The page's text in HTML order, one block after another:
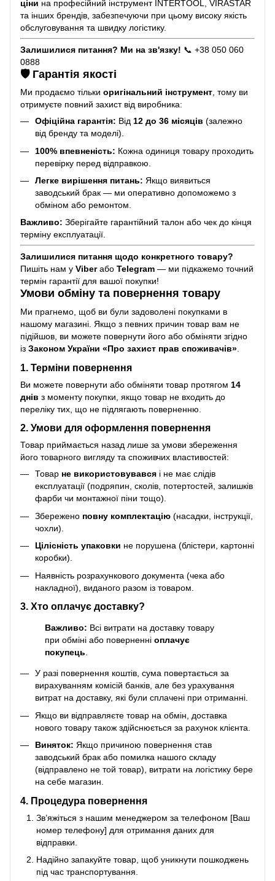
ціни на професійний інструмент INTERTOOL, VIRASTAR
та інших брендів, забезпечуючи при цьому високу якість
обслуговування та швидку логістику.
Залишилися питання? Ми на зв'язку! 📞 +38 050 060
0888
🛡️ Гарантія якості
Ми продаємо тільки оригінальний інструмент, тому ви
отримуєте повний захист від виробника:
Офіційна гарантія: Від 12 до 36 місяців (залежно
від бренду та моделі).
100% впевненість: Кожна одиниця товару проходить
перевірку перед відправкою.
Легке вирішення питань: Якщо виявиться
заводський брак — ми оперативно допоможемо з
обміном або ремонтом.
Важливо: Зберігайте гарантійний талон або чек до кінця
терміну експлуатації.
Залишилися питання щодо конкретного товару?
Пишіть нам у Viberабо Telegram — ми підкажемо точний
термін гарантії для вашої покупки!
Умови обміну та повернення товару
Ми прагнемо, щоб ви були задоволені покупками в
нашому магазині. Якщо з певних причин товар вам не
підійшов, ви можете повернути його або обміняти згідно
із Законом України «Про захист прав споживачів»
1. Терміни повернення
Ви можете повернути або обміняти товар протягом 14
днів з моменту покупки, якщо товар не входить до
переліку тих, що не підлягають поверненню.
2. Умови для оформлення повернення
Товар приймається назад лише за умови збереження
його товарного вигляду та споживчих властивостей:
Товар не використовувався і не має слідів
експлуатації (подряпин, сколів, потертостей, залишків
фарби чи монтажної піни тощо).
Збережено повну комплектацію (насадки, інструкції,
чохли).
Цілісність упаковки не порушена (блістери, картонні
коробки).
Наявність розрахункового документа (чека або
накладної), виданого разом із товаром.
3. Хто оплачує доставку?
Важливо: Всі витрати на доставку товару
при обміні або поверненні оплачує
покупець.
У разі повернення коштів, сума повертається за
вирахуванням комісій банків, але без урахування
витрат на доставку, які були сплачені при отриманні.
Якщо ви відправляєте товар на обмін, доставка
нового товару також здійснюється за рахунок клієнта.
Виняток: Якщо причиною повернення став
заводський брак або помилка нашого складу
(відправлено не той товар), витрати на логістику бере
на себе магазин.
4. Процедура повернення
Зв’яжіться з нашим менеджером за телефоном [Ваш
номер телефону] для отримання даних для
відправки.
Надійно запакуйте товар, щоб уникнути пошкоджень
під час транспортування.